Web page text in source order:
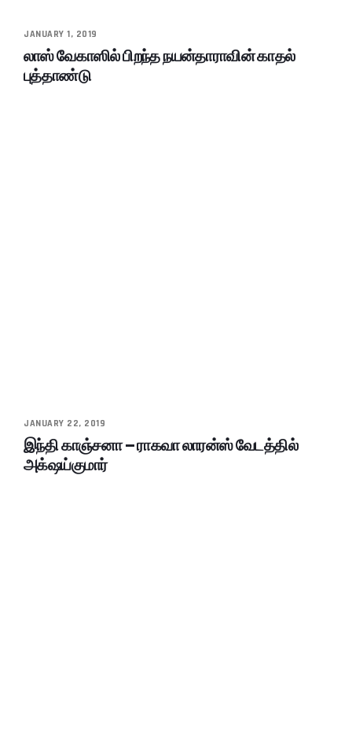
JANUARY 1, 2019
லாஸ் வேகாஸில் பிறந்த நயன்தாராவின் காதல்
புத்தாண்டு
JANUARY 22, 2019
இந்தி காஞ்சனா – ராகவா லாரன்ஸ் வேடத்தில்
அக்‌ஷய்குமார்